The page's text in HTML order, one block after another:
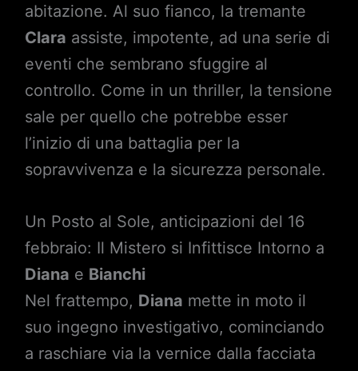
abitazione. Al suo fianco, la tremante
Clara assiste, impotente, ad una serie di
eventi che sembrano sfuggire al
controllo. Come in un thriller, la tensione
sale per quello che potrebbe esser
l’inizio di una battaglia per la
sopravvivenza e la sicurezza personale.
Un Posto al Sole, anticipazioni del 16
febbraio: Il Mistero si Infittisce Intorno a
Diana e Bianchi
Nel frattempo, Diana mette in moto il
suo ingegno investigativo, cominciando
a raschiare via la vernice dalla facciata